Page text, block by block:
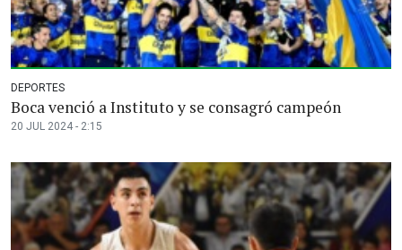
DEPORTES
Boca venció a Instituto y se consagró campeón
20 JUL 2024 - 2:15